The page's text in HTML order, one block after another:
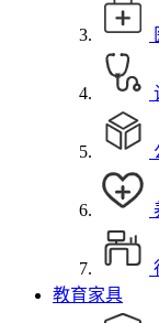
教育家具